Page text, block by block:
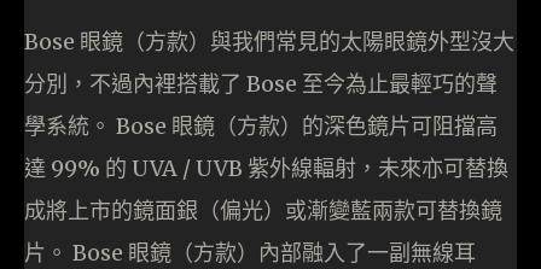
Bose 眼鏡（方款）與我們常見的太陽眼鏡外型沒大
分別，不過內裡搭載了 Bose 至今為止最輕巧的聲
學系統。 Bose 眼鏡（方款）的深色鏡片可阻擋高
達 99% 的 UVA / UVB 紫外線輻射，未來亦可替換
成將上市的鏡面銀（偏光）或漸變藍兩款可替換鏡
片。 Bose 眼鏡（方款）內部融入了一副無線耳